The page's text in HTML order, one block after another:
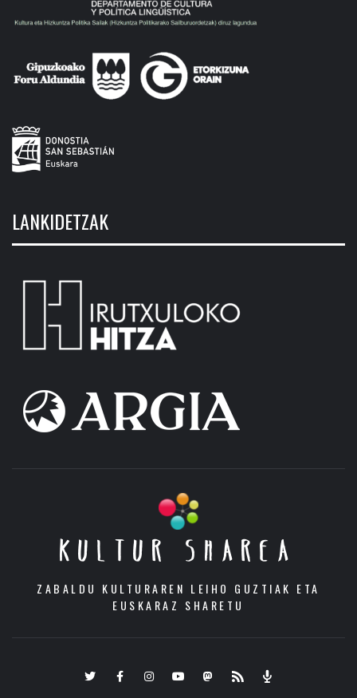
LANKIDETZAK
KULTUR SHAREA
ZABALDU KULTURAREN LEIHO GUZTIAK ETA
EUSKARAZ SHARETU
TwitterFacebookInstagramYoutubeMastodon.eus
RSS Podcast